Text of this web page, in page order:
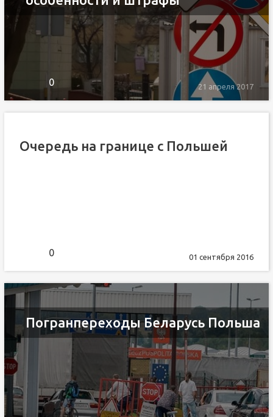
0 21 апреля 2017
Очередь на границе с Польшей
0 01 сентября 2016
Погранпереходы Беларусь Польша